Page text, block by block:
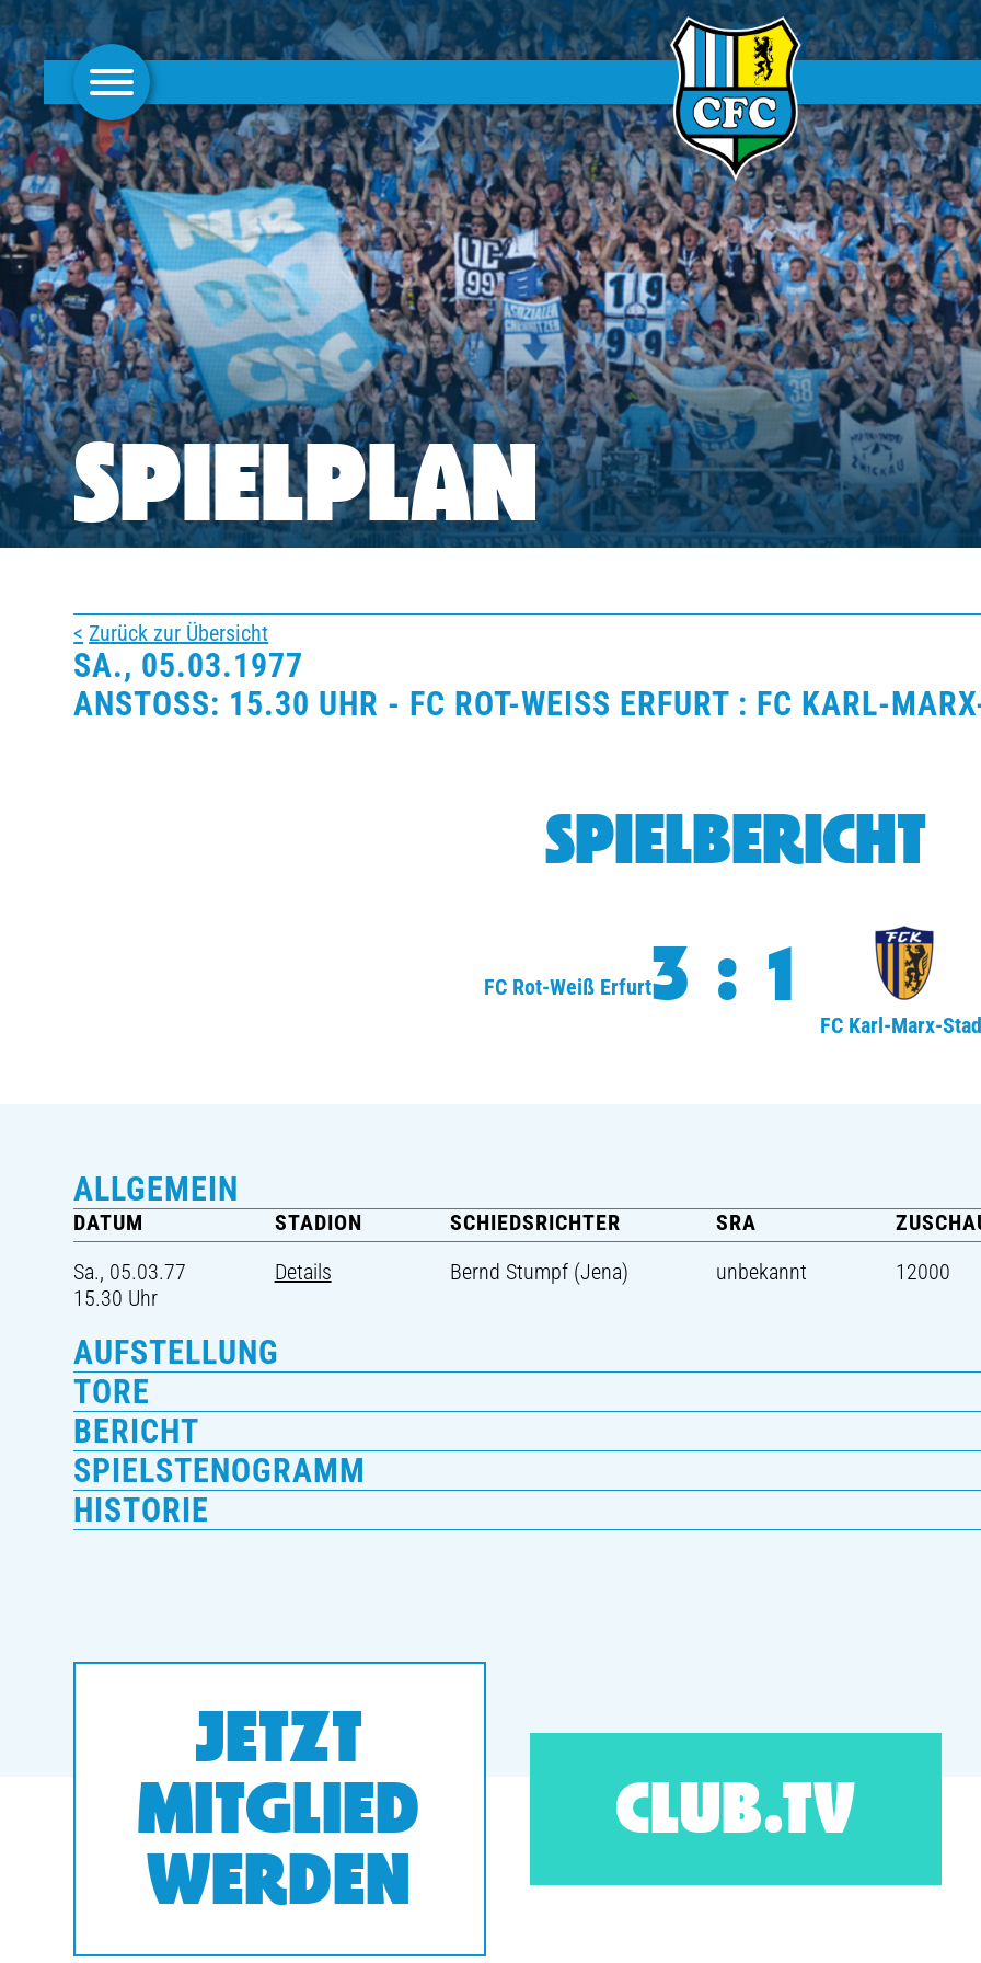
AKTUELLES
1. MANNSCHAFT
FRAUEN
CAMPUS
CLUB
CLUBMITGLIEDSCHAFT
BUSINESS
SÜDKURVE
TICKETING
SPIELPLAN
Zurück zur Übersicht
SA., 05.03.1977
ANSTOSS: 15.30 UHR - FC ROT-WEISS ERFURT : FC KARL-MARX-
SPIELBERICHT
FC Rot-Weiß Erfurt3:1
FC Karl-Marx-
ALLGEMEIN
DATUM
Sa., 05.03.77
15.30 Uhr
STADION
Details
SCHIEDSRICHTER
Bernd Stumpf (Jena)
SRA
unbekannt
12000
AUFSTELLUNG
TORE
BERICHT
SPIELSTENOGRAMM
HISTORIE
JETZT
MITGLIED
WERDEN
CLUB.TV